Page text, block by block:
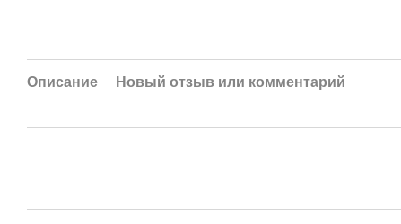
Описание Новый отзыв или комментарий